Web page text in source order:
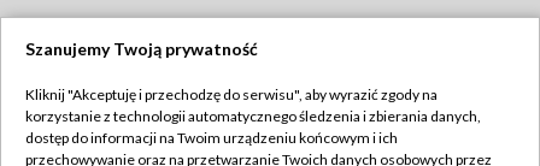
TVP
Abonament TVP
Szanujemy Twoją prywatność
Kliknij "Akceptuję i przechodzę do serwisu", aby wyrazić zgody na
korzystanie z technologii automatycznego śledzenia i zbierania danych,
dostęp do informacji na Twoim urządzeniu końcowym i ich
przechowywanie oraz na przetwarzanie Twoich danych osobowych przez